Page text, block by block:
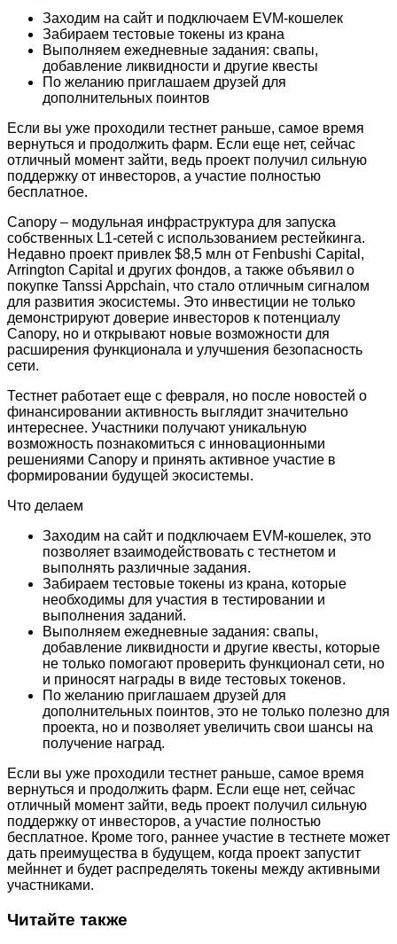
Заходим на сайт и подключаем EVM-кошелек
Забираем тестовые токены из крана
Выполняем ежедневные задания: свапы,
добавление ликвидности и другие квесты
По желанию приглашаем друзей для
дополнительных поинтов
Если вы уже проходили тестнет раньше, самое время
вернуться и продолжить фарм. Если еще нет, сейчас
отличный момент зайти, ведь проект получил сильную
поддержку от инвесторов, а участие полностью
бесплатное.
Canopy – модульная инфраструктура для запуска
собственных L1-сетей с использованием рестейкинга.
Недавно проект привлек $8,5 млн от Fenbushi Capital,
Arrington Capital и других фондов, а также объявил о
покупке Tanssi Appchain, что стало отличным сигналом
для развития экосистемы. Это инвестиции не только
демонстрируют доверие инвесторов к потенциалу
Canopy, но и открывают новые возможности для
расширения функционала и улучшения безопасность
сети.
Тестнет работает еще с февраля, но после новостей о
финансировании активность выглядит значительно
интереснее. Участники получают уникальную
возможность познакомиться с инновационными
решениями Canopy и принять активное участие в
формировании будущей экосистемы.
Что делаем
Заходим на сайт и подключаем EVM-кошелек, это
позволяет взаимодействовать с тестнетом и
выполнять различные задания.
Забираем тестовые токены из крана, которые
необходимы для участия в тестировании и
выполнения заданий.
Выполняем ежедневные задания: свапы,
добавление ликвидности и другие квесты, которые
не только помогают проверить функционал сети, но
и приносят награды в виде тестовых токенов.
По желанию приглашаем друзей для
дополнительных поинтов, это не только полезно для
проекта, но и позволяет увеличить свои шансы на
получение наград.
Если вы уже проходили тестнет раньше, самое время
вернуться и продолжить фарм. Если еще нет, сейчас
отличный момент зайти, ведь проект получил сильную
поддержку от инвесторов, а участие полностью
бесплатное. Кроме того, раннее участие в тестнете может
дать преимущества в будущем, когда проект запустит
мейннет и будет распределять токены между активными
участниками.
Читайте также